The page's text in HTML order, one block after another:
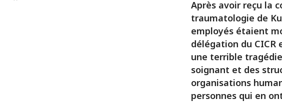
Après avoir reçu la
traumatologie de
employés étaient
délégation du CICR
une terrible
soignant et des
organisations
personnes qui en